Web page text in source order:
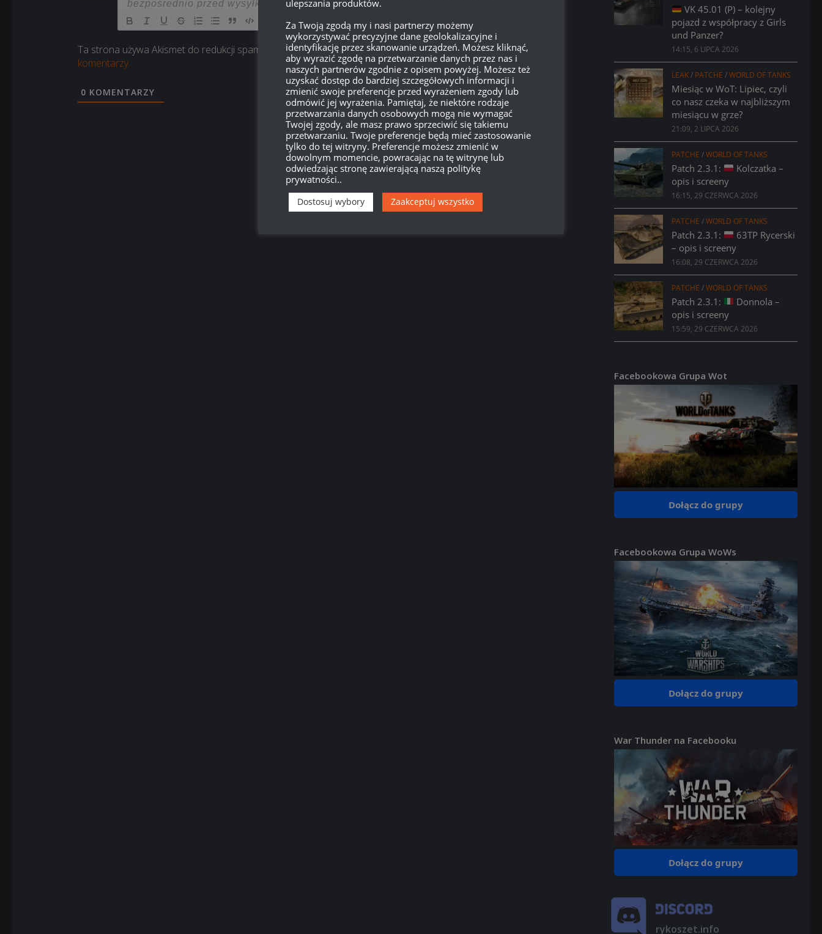
{} [+]
Ta strona używa Akismet do redukcji spamu.
Dowiedz się, w jaki sposób przetwarzane są dane Twoich
komentarzy.
0 KOMENTARZY
VK 45.01 (P) – kolejny
pojazd z współpracy z Girls
und Panzer?
14:15, 6 LIPCA 2026
LEAK/ PATCHE /WORLD OF TANKS
Miesiąc w WoT: Lipiec, czyli
co nasz czeka w najbliższym
miesiącu w grze?
21:09, 2 LIPCA 2026
PATCHE /WORLD OF TANKS
Patch 2.3.1:
Kolczatka –
opis i screeny
16:15, 29 CZERWCA 2026
PATCHE /WORLD OF TANKS
Patch 2.3.1:
63TP Rycerski
– opis i screeny
16:08, 29 CZERWCA 2026
PATCHE /WORLD OF TANKS
Patch 2.3.1:
Donnola –
opis i screeny
15:59, 29 CZERWCA 2026
Facebookowa Grupa Wot
Dołącz do grupy
Facebookowa Grupa WoWs
Dołącz do grupy
War Thunder na Facebooku
Dołącz do grupy
rykoszet.info
ulepszania produktów.
Za Twoją zgodą my i nasi partnerzy możemy
wykorzystywać precyzyjne dane geolokalizacyjne i
identyfikację przez skanowanie urządzeń. Możesz kliknąć,
aby wyrazić zgodę na przetwarzanie danych przez nas i
naszych partnerów zgodnie z opisem powyżej. Możesz też
uzyskać dostęp do bardziej szczegółowych informacji i
zmienić swoje preferencje przed wyrażeniem zgody lub
odmówić jej wyrażenia. Pamiętaj, że niektóre rodzaje
przetwarzania danych osobowych mogą nie wymagać
Twojej zgody, ale masz prawo sprzeciwić się takiemu
przetwarzaniu. Twoje preferencje będą mieć zastosowanie
tylko do tej witryny. Preferencje możesz zmienić w
dowolnym momencie, powracając na tę witrynę lub
odwiedzając stronę zawierającą naszą politykę
prywatności..
Dostosuj wybory Zaakceptuj wszystko